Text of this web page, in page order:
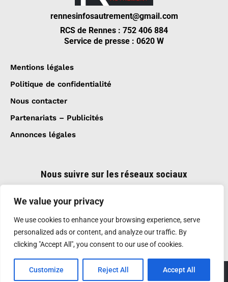
We value your privacy
We use cookies to enhance your browsing experience, serve
personalized ads or content, and analyze our traffic. By
clicking "Accept All", you consent to our use of cookies.
Customize Reject All Accept All
rennesinfosautrement@gmail.com
RCS de Rennes : 752 406 884
Service de presse : 0620 W
Mentions légales
Politique de confidentialité
Nous contacter
Partenariats – Publicités
Annonces légales
Nous suivre sur les réseaux sociaux
Création et réalisation :GDM-Pixel
, tous droits